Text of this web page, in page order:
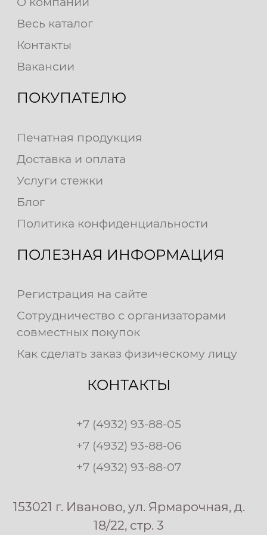
Весь каталог
Контакты
Вакансии
ПОКУПАТЕЛЮ
Печатная продукция
Доставка и оплата
Услуги стежки
Блог
Политика конфиденциальности
ПОЛЕЗНАЯ ИНФОРМАЦИЯ
Регистрация на сайте
Сотрудничество с организаторами
совместных покупок
Как сделать заказ физическому лицу
КОНТАКТЫ
+7 (4932) 93-88-05
+7 (4932) 93-88-06
+7 (4932) 93-88-07
153021 г. Иваново, ул. Ярмарочная, д.
18/22, стр. 3